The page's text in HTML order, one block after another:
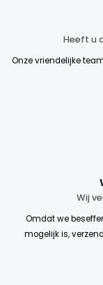
Heeft u
Onze vriendelijke
Wij
Omdat we
mogelijk is,